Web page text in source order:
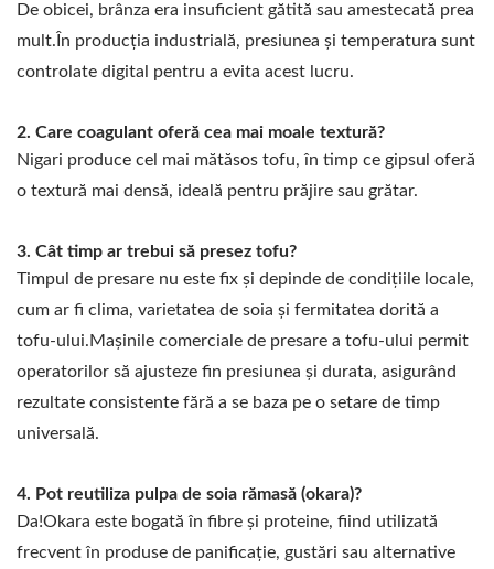
De obicei, brânza era insuficient gătită sau amestecată prea
mult.În producția industrială, presiunea și temperatura sunt
controlate digital pentru a evita acest lucru.
Care coagulant oferă cea mai moale textură?
Nigari produce cel mai mătăsos tofu, în timp ce gipsul oferă
o textură mai densă, ideală pentru prăjire sau grătar.
Cât timp ar trebui să presez tofu?
Timpul de presare nu este fix și depinde de condițiile locale,
cum ar fi clima, varietatea de soia și fermitatea dorită a
tofu-ului.Mașinile comerciale de presare a tofu-ului permit
operatorilor să ajusteze fin presiunea și durata, asigurând
rezultate consistente fără a se baza pe o setare de timp
universală.
Pot reutiliza pulpa de soia rămasă (okara)?
Da!Okara este bogată în fibre și proteine, fiind utilizată
frecvent în produse de panificație, gustări sau alternative